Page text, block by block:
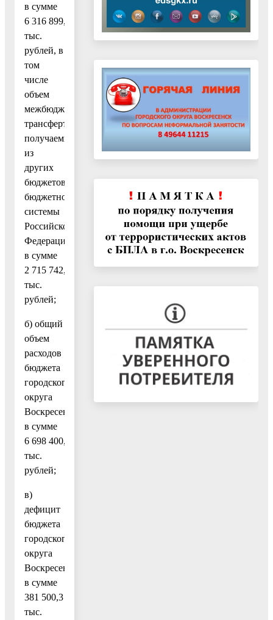
в сумме
6 316 899,8
тыс.
рублей, в
том
числе
объем
межбюджетных
трансфертов,
получаемых
из
других
бюджетов
бюджетной
системы
Российской
Федерации
в сумме
2 715 742,2
тыс.
рублей;
б) общий
объем
расходов
бюджета
городского
округа
Воскресенск
в сумме
6 698 400,1
тыс.
рублей;
в)
дефицит
бюджета
городского
округа
Воскресенск
в сумме
381 500,3
тыс.